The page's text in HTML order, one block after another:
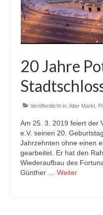
20 Jahre
Veröffentlicht in: Alter Markt
Am 25. 3. 2019 feiert der
e.V. seinen 20.
Jahrzehnten ohne einen
gearbeitet. Er hat den
Wiederaufbau des
Günther … Weiter